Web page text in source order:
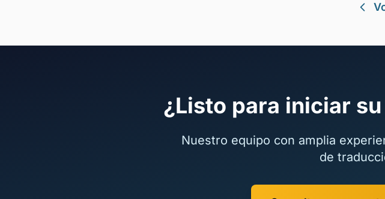
¿Listo para iniciar
Nuestro equipo con amplia
de